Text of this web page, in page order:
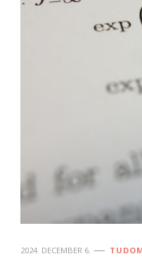
2024. DECEMBER 6.